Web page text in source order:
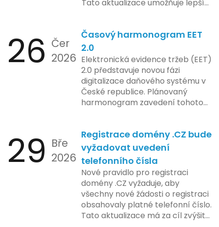
ose zavedení této technologie.
Tato aktualizace umožňuje lepší
podniky s náročnými účetními
procesy.
26 Čer
2026
Časový harmonogram EET
2.0
Elektronická evidence tržeb (EET)
2.0 představuje novou fázi
digitalizace daňového systému v
České republice. Plánovaný
harmonogram zavedení tohoto
zahrnuje přípravu technické
platformy a legislativních změn,
které by měly být předloženy do
konce tohoto roku. Očekává se,
že tato fáze umožní adaptaci
systémů a rozšíření podpory pro
podnikatele, přičemž všechny
potřebné technologie by měly
být dostupné k testování v rámci
29 Bře
2026
Registrace domény .CZ bude
vyžadovat uvedení
telefonního čísla
Nové pravidlo pro registraci
domény .CZ vyžaduje, aby
všechny nové žádosti o registraci
obsahovaly platné telefonní číslo.
Tato aktualizace má za cíl zvýšit